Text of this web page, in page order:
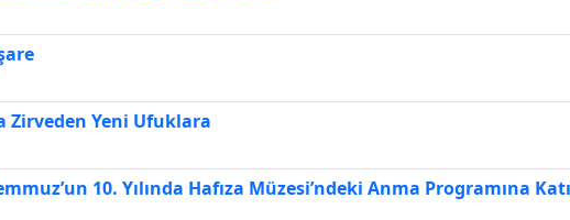
Zirveden Yeni Ufuklara
10. Yılında Hafıza Müzesi’ndeki Anma Programına